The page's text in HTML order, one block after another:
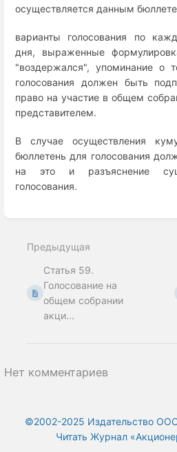
осуществляется данным
варианты голосования по
дня, выраженные
"воздержался", упоминание о
голосования должен быть
право на участие в общем
представителем.
В случае осуществления
бюллетень для голосования
на это и разъяснение
голосования.
mode
Предыдущая
Статья 59.
Голосование на
общем собрании
акци...
Нет комментариев
©2002-2025 Издательство
Читать Журнал